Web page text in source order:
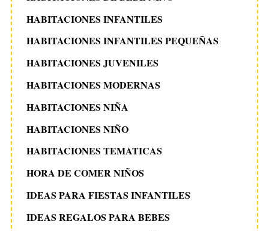
HABITACIONES INFANTILES
HABITACIONES INFANTILES PEQUEÑAS
HABITACIONES JUVENILES
HABITACIONES MODERNAS
HABITACIONES NIÑA
HABITACIONES NIÑO
HABITACIONES TEMATICAS
HORA DE COMER NIÑOS
IDEAS PARA FIESTAS INFANTILES
IDEAS REGALOS PARA BEBES